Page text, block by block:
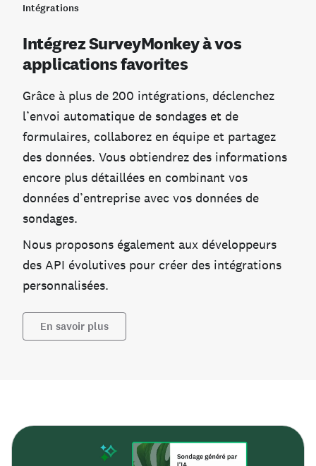
Intégrations
Intégrez SurveyMonkey à vos
applications favorites
Grâce à plus de 200 intégrations, déclenchez
l’envoi automatique de sondages et de
formulaires, collaborez en équipe et partagez
des données. Vous obtiendrez des informations
encore plus détaillées en combinant vos
données d’entreprise avec vos données de
sondages.
Nous proposons également aux développeurs
des API évolutives pour créer des intégrations
personnalisées.
En savoir plus